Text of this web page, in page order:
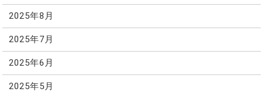
2025年8月
2025年7月
2025年6月
2025年5月